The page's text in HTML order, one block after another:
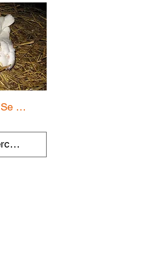
Se connecter